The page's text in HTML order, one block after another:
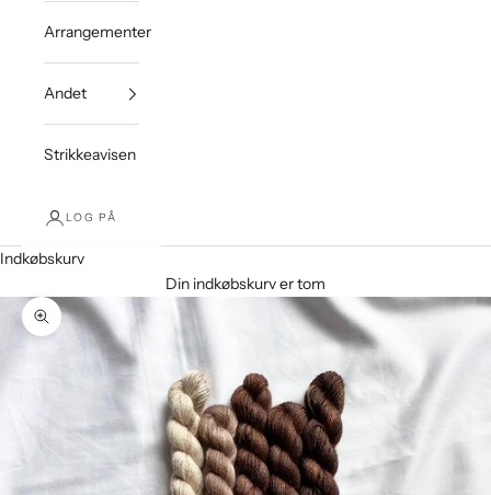
Arrangementer
Andet
Strikkeavisen
LOG PÅ
Indkøbskurv
Din indkøbskurv er tom
Zoom